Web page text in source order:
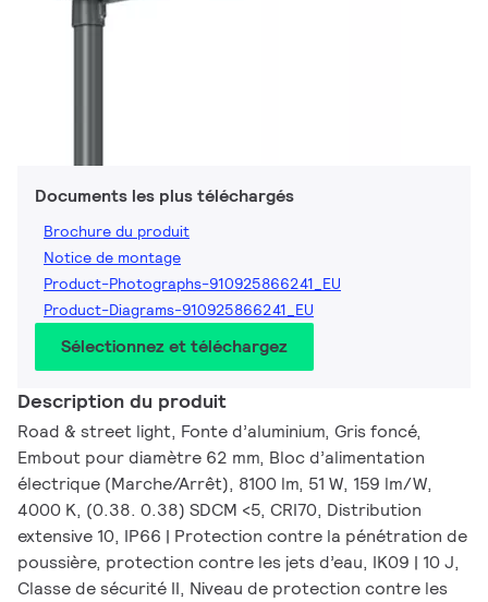
Documents les plus téléchargés
Brochure du produit
Notice de montage
Product-Photographs-910925866241_EU
Product-Diagrams-910925866241_EU
Sélectionnez et téléchargez
Description du produit
Road & street light, Fonte d’aluminium, Gris foncé,
Embout pour diamètre 62 mm, Bloc d’alimentation
électrique (Marche/Arrêt), 8100 lm, 51 W, 159 lm/W,
4000 K, (0.38. 0.38) SDCM <5, CRI70, Distribution
extensive 10, IP66 | Protection contre la pénétration de
poussière, protection contre les jets d’eau, IK09 | 10 J,
Classe de sécurité II, Niveau de protection contre les